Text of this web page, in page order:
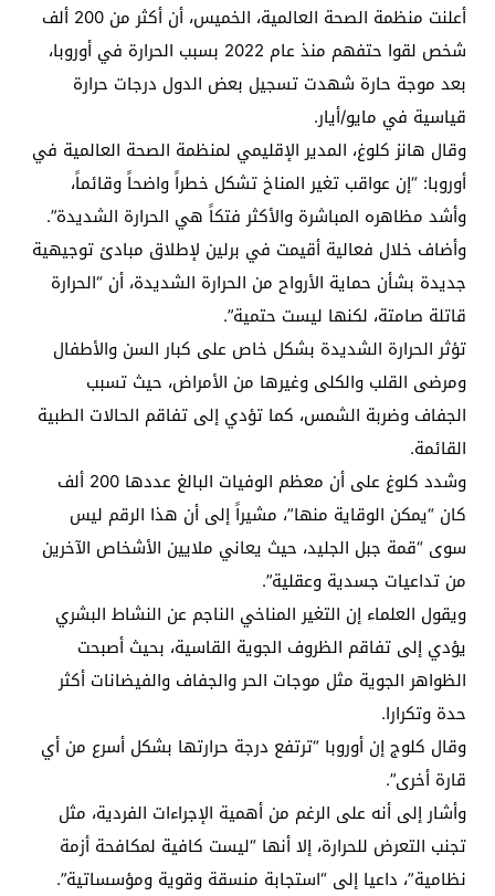
أعلنت منظمة الصحة العالمية، الخميس، أن أكثر من 200 ألف
شخص لقوا حتفهم منذ عام 2022 بسبب الحرارة في أوروبا،
بعد موجة حارة شهدت تسجيل بعض الدول درجات حرارة
قياسية في مايو/أيار.
وقال هانز كلوغ، المدير الإقليمي لمنظمة الصحة العالمية في
أوروبا: “إن عواقب تغير المناخ تشكل خطراً واضحاً وقائماً،
وأشد مظاهره المباشرة والأكثر فتكاً هي الحرارة الشديدة”.
وأضاف خلال فعالية أقيمت في برلين لإطلاق مبادئ توجيهية
جديدة بشأن حماية الأرواح من الحرارة الشديدة، أن “الحرارة
قاتلة صامتة، لكنها ليست حتمية”.
تؤثر الحرارة الشديدة بشكل خاص على كبار السن والأطفال
ومرضى القلب والكلى وغيرها من الأمراض، حيث تسبب
الجفاف وضربة الشمس، كما تؤدي إلى تفاقم الحالات الطبية
القائمة.
وشدد كلوغ على أن معظم الوفيات البالغ عددها 200 ألف
كان “يمكن الوقاية منها”، مشيراً إلى أن هذا الرقم ليس
سوى “قمة جبل الجليد، حيث يعاني ملايين الأشخاص الآخرين
من تداعيات جسدية وعقلية”.
ويقول العلماء إن التغير المناخي الناجم عن النشاط البشري
يؤدي إلى تفاقم الظروف الجوية القاسية، بحيث أصبحت
الظواهر الجوية مثل موجات الحر والجفاف والفيضانات أكثر
حدة وتكرارا.
وقال كلوج إن أوروبا “ترتفع درجة حرارتها بشكل أسرع من أي
قارة أخرى”.
وأشار إلى أنه على الرغم من أهمية الإجراءات الفردية، مثل
تجنب التعرض للحرارة، إلا أنها “ليست كافية لمكافحة أزمة
نظامية”، داعيا إلى “استجابة منسقة وقوية ومؤسساتية”.